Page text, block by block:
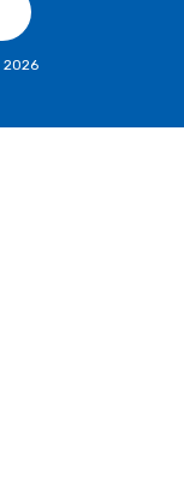
2026